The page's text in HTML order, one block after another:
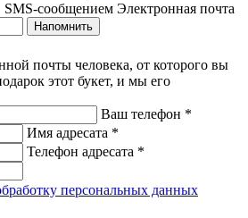
SMS-сообщением Электронная почта
Напомнить
почты человека, от которого вы
этот букет, и мы его
Ваш телефон *
Имя адресата *
Телефон адресата *
персональных данных